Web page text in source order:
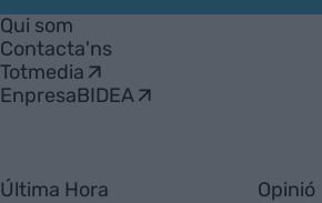
Empresa
Qui som
Contacta'ns
Totmedia
EnpresaBIDEA
Última Hora Opinió